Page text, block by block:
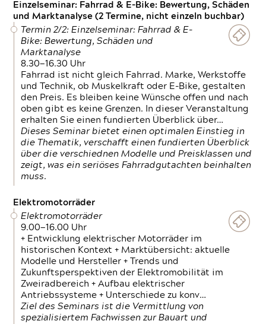
Einzelseminar: Fahrrad & E-Bike: Bewertung, Schäden
und Marktanalyse (2 Termine, nicht einzeln buchbar)
Termin 2/2: Einzelseminar: Fahrrad & E-
Bike: Bewertung, Schäden und
Marktanalyse
8.30—16.30 Uhr
Fahrrad ist nicht gleich Fahrrad. Marke, Werkstoffe
und Technik, ob Muskelkraft oder E-Bike, gestalten
den Preis. Es bleiben keine Wünsche offen und nach
oben gibt es keine Grenzen. In dieser Veranstaltung
erhalten Sie einen fundierten Überblick über…
Dieses Seminar bietet einen optimalen Einstieg in
die Thematik, verschafft einen fundierten Überblick
über die verschiednen Modelle und Preisklassen und
zeigt, was ein seriöses Fahrradgutachten beinhalten
muss.
Elektromotorräder
Elektromotorräder
9.00—16.00 Uhr
+ Entwicklung elektrischer Motorräder im
historischen Kontext + Marktübersicht: aktuelle
Modelle und Hersteller + Trends und
Zukunftsperspektiven der Elektromobilität im
Zweiradbereich + Aufbau elektrischer
Antriebssysteme + Unterschiede zu konv…
Ziel des Seminars ist die Vermittlung von
spezialisiertem Fachwissen zur Bauart und